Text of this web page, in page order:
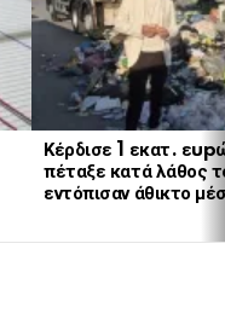
Κέρδισε 1 εκατ.
πέταξε κατά λάθος
εντόπισαν άθικτο